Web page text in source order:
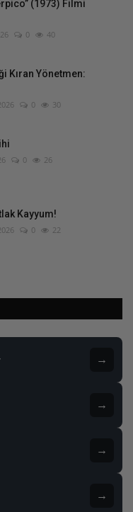
(1973) Filmi
0 40
Kıran Yönetmen:
0 30
0 26
Kayyum!
0 22
→
→
→
→